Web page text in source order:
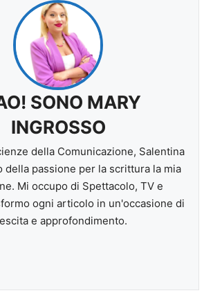
SONO MARY
INGROSSO
della Comunicazione, Salentina
della passione per la scrittura la mia
Mi occupo di Spettacolo, TV e
ogni articolo in un'occasione di
e approfondimento.